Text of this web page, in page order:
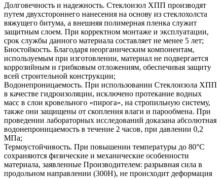
Долговечность и надежность. Стеклоизол ХПП производят
путем двухстороннего нанесения на основу из стеклохолста
вяжущего битума, а внешняя полимерная пленка служит
защитным слоем. При корректном монтаже и эксплуатации,
срок службы данного материала составляет не менее 5 лет;
Биостойкость. Благодаря неорганическим компонентам,
используемым при изготовлении, материал не подвергается
коррозийным и грибковым отложениям, обеспечивая защиту
всей строительной конструкции;
Водонепроницаемость. При использовании Стеклоизола ХПП
в качестве гидроизоляции, исключено протекание водных
масс в слои кровельного «пирога», на стропильную систему,
также они защищены от скопления влаги и парообмена. При
проведении лабораторных исследований доказана абсолютная
водонепроницаемость в течение 2 часов, при давлении 0,2
МПа;
Термоустойчивость. При повышении температуры до 80°С
сохраняются физические и механические особенности
материала, заявленные Производителем: разрывная сила в
продольном направлении (300Н), не происходит деформация